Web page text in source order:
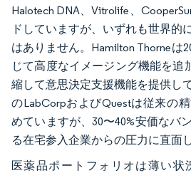
Halotech DNA、Vitrolife、
ドしていますが、いずれも世界的
はありません。Hamilton Thorneは
じて高度なイメージング機能を追
縮して意思決定支援機能を提供し
のLabCorpおよびQuestは従来の
めていますが、30〜40%安価なバ
る在宅参入企業からの圧力に直面
医薬品ポートフォリオは薄い状